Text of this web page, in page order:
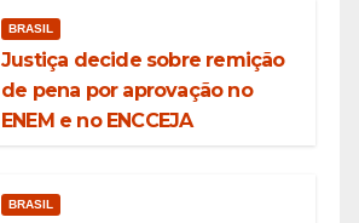
BRASIL
Justiça decide sobre remição
de pena por aprovação no
ENEM e no ENCCEJA
BRASIL